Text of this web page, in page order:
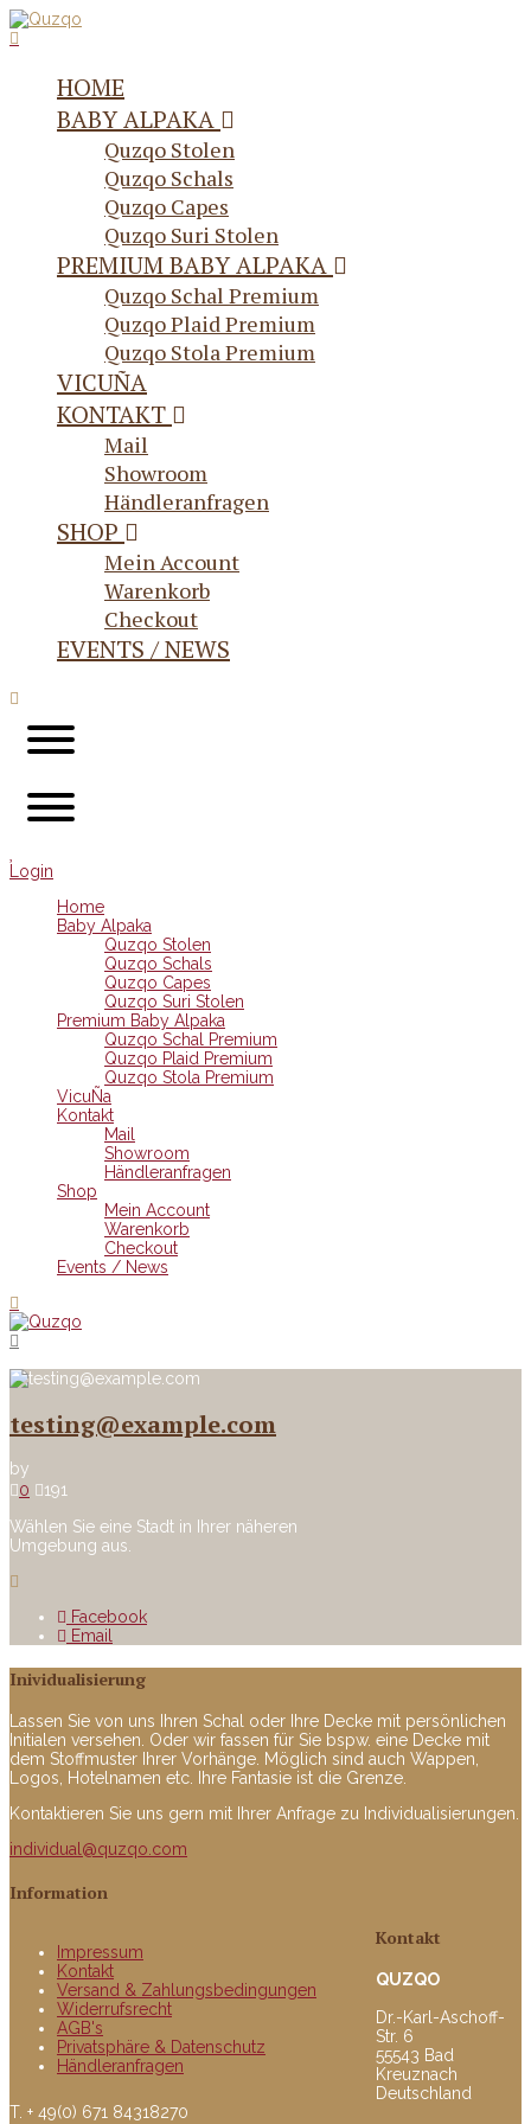
HOME
BABY ALPAKA
Quzqo Stolen
Quzqo Schals
Quzqo Capes
Quzqo Suri Stolen
PREMIUM BABY ALPAKA
Quzqo Schal Premium
Quzqo Plaid Premium
Quzqo Stola Premium
VICUÑA
KONTAKT
Mail
Showroom
Händleranfragen
SHOP
Mein Account
Warenkorb
Checkout
EVENTS / NEWS
Login
Home
Baby Alpaka
Quzqo Stolen
Quzqo Schals
Quzqo Capes
Quzqo Suri Stolen
Premium Baby Alpaka
Quzqo Schal Premium
Quzqo Plaid Premium
Quzqo Stola Premium
VicuÑa
Kontakt
Mail
Showroom
Händleranfragen
Shop
Mein Account
Warenkorb
Checkout
Events / News
testing@example.com
by
0
191
Wählen Sie eine Stadt in Ihrer näheren
Umgebung aus.
Facebook
Email
Inividualisierung
Lassen Sie von uns Ihren Schal oder Ihre Decke mit persönlichen
Initialen versehen. Oder wir fassen für Sie bspw. eine Decke mit
dem Stoffmuster Ihrer Vorhänge. Möglich sind auch Wappen,
Logos, Hotelnamen etc. Ihre Fantasie ist die Grenze.
Kontaktieren Sie uns gern mit Ihrer Anfrage zu Individualisierungen.
individual@quzqo.com
Information
Impressum
Kontakt
Versand & Zahlungsbedingungen
Widerrufsrecht
AGB's
Privatsphäre & Datenschutz
Händleranfragen
Kontakt
QUZQO
Dr.-Karl-Aschoff-
Str. 6
55543 Bad
Kreuznach
Deutschland
T. + 49(0) 671 84318270